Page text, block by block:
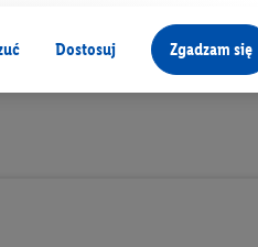
wzbogacane o dane z innych
treści marketingowych,
badania grup docelowych,
Dostosuj Zgadzam się